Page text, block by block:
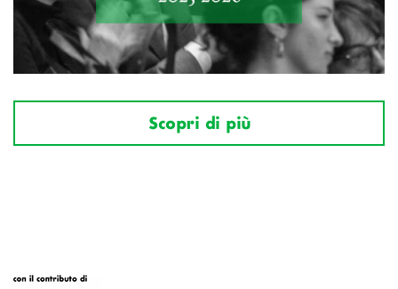
Scopri di più